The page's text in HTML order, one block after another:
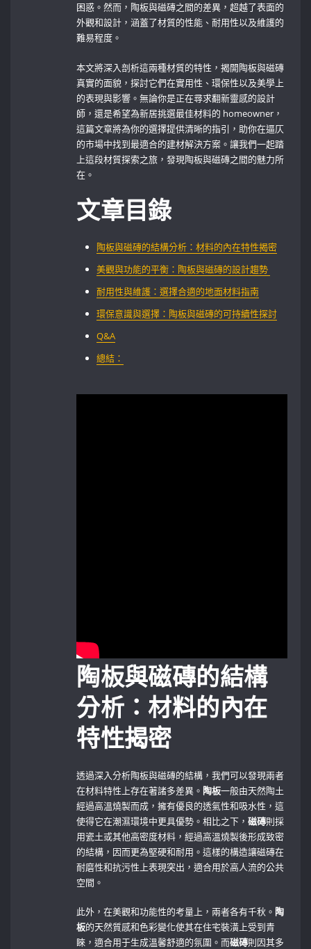
困惑。然而，陶板與磁磚之間的差異，超越了表面的
外觀和設計，涵蓋了材質的性能、耐用性以及維護的
難易程度。
本文將深入剖析這兩種材質的特性，揭開陶板與磁磚
真實的面貌，探討它們在實用性、環保性以及美學上
的表現與影響。無論你是正在尋求翻新靈感的設計
師，還是希望為新居挑選最佳材料的 homeowner，
這篇文章將為你的選擇提供清晰的指引，助你在逼仄
的市場中找到最適合的建材解決方案。讓我們一起踏
上這段材質探索之旅，發現陶板與磁磚之間的魅力所
在。
文章目錄
陶板與磁磚的結構分析：材料的內在特性揭密
美觀與功能的平衡：陶板與磁磚的設計趨勢 ‌
耐用性與維護：選擇合適的地面材料指南
環保意識與選擇：陶板與磁磚的可持續性探討
Q&A
總結：
陶板與磁磚的結構
分析：材料的內在
特性揭密
透過深入分析陶板與磁磚的結構，我們可以發現兩者
在材料特性上存在著諸多差異。 陶板一般由天然陶土
經過高溫燒製而成，擁有優良的透氣性和吸水性，這
使得它在潮濕環境中更具優勢。相比之下，磁磚則採
用瓷土或其他高密度材料，經過高溫燒製後形成致密
的結構，因而更為堅硬和耐用。這樣的構造讓磁磚在
耐磨性和抗污性上表現突出，適合用於高人流的公共
空間。
此外，在美觀和功能性的考量上，兩者各有千秋。 陶
板的天然質感和色彩變化使其在住宅裝潢上受到青
睞，適合用于生成溫馨舒適的氛圍。而磁磚則因其多